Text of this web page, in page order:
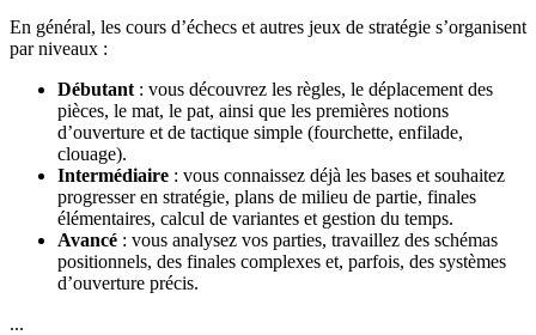
En général, les cours d’échecs et autres jeux de stratégie s’organisent
par niveaux :
Débutant : vous découvrez les règles, le déplacement des
pièces, le mat, le pat, ainsi que les premières notions
d’ouverture et de tactique simple (fourchette, enfilade,
clouage).
Intermédiaire : vous connaissez déjà les bases et souhaitez
progresser en stratégie, plans de milieu de partie, finales
élémentaires, calcul de variantes et gestion du temps.
Avancé : vous analysez vos parties, travaillez des schémas
positionnels, des finales complexes et, parfois, des systèmes
d’ouverture précis.
...